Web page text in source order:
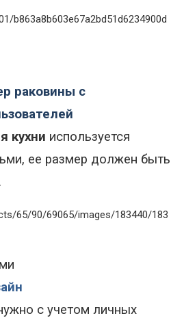
раковины с
кухни используется
ее размер должен быть
с учетом личных